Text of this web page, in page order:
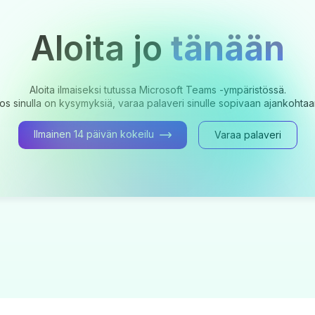
Aloita jotänään
Aloita ilmaiseksi tutussa Microsoft Teams -ympäristössä.
sinulla on kysymyksiä, varaa palaveri sinulle sopivaan
Ilmainen 14 päivän kokeilu Varaa palaveri